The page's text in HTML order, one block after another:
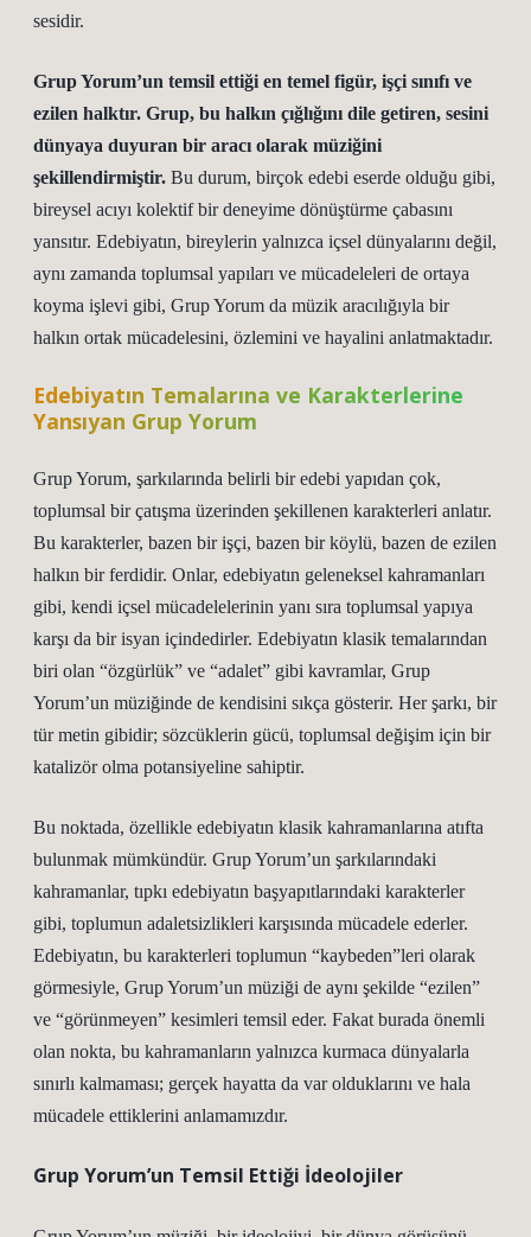
sesidir.
Grup Yorum’un temsil ettiği en temel figür, işçi sınıfı ve
ezilen halktır. Grup, bu halkın çığlığını dile getiren, sesini
dünyaya duyuran bir aracı olarak müziğini
şekillendirmiştir. Bu durum, birçok edebi eserde olduğu gibi,
bireysel acıyı kolektif bir deneyime dönüştürme çabasını
yansıtır. Edebiyatın, bireylerin yalnızca içsel dünyalarını değil,
aynı zamanda toplumsal yapıları ve mücadeleleri de ortaya
koyma işlevi gibi, Grup Yorum da müzik aracılığıyla bir
halkın ortak mücadelesini, özlemini ve hayalini anlatmaktadır.
Edebiyatın Temalarına ve Karakterlerine
Yansıyan Grup Yorum
Grup Yorum, şarkılarında belirli bir edebi yapıdan çok,
toplumsal bir çatışma üzerinden şekillenen karakterleri anlatır.
Bu karakterler, bazen bir işçi, bazen bir köylü, bazen de ezilen
halkın bir ferdidir. Onlar, edebiyatın geleneksel kahramanları
gibi, kendi içsel mücadelelerinin yanı sıra toplumsal yapıya
karşı da bir isyan içindedirler. Edebiyatın klasik temalarından
biri olan “özgürlük” ve “adalet” gibi kavramlar, Grup
Yorum’un müziğinde de kendisini sıkça gösterir. Her şarkı, bir
tür metin gibidir; sözcüklerin gücü, toplumsal değişim için bir
katalizör olma potansiyeline sahiptir.
Bu noktada, özellikle edebiyatın klasik kahramanlarına atıfta
bulunmak mümkündür. Grup Yorum’un şarkılarındaki
kahramanlar, tıpkı edebiyatın başyapıtlarındaki karakterler
gibi, toplumun adaletsizlikleri karşısında mücadele ederler.
Edebiyatın, bu karakterleri toplumun “kaybeden”leri olarak
görmesiyle, Grup Yorum’un müziği de aynı şekilde “ezilen”
ve “görünmeyen” kesimleri temsil eder. Fakat burada önemli
olan nokta, bu kahramanların yalnızca kurmaca dünyalarla
sınırlı kalmaması; gerçek hayatta da var olduklarını ve hala
mücadele ettiklerini anlamamızdır.
Grup Yorum’un Temsil Ettiği İdeolojiler